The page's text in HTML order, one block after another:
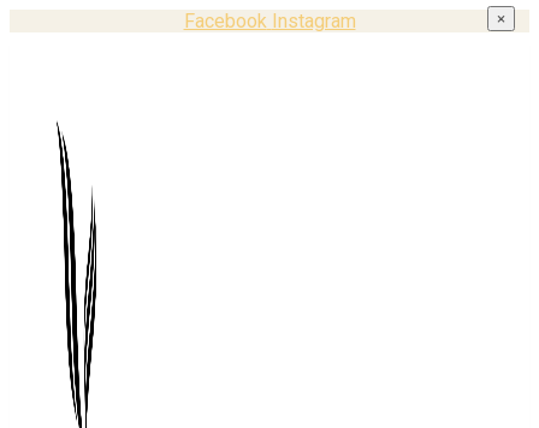
Facebook Instagram ×